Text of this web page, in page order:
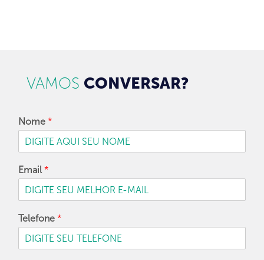
VAMOS CONVERSAR?
Nome *
Email *
Telefone *